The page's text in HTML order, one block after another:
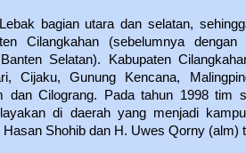
bagian utara dan selatan,
Cilangkahan (sebelumnya dengan
Selatan). Kabupaten
Cijaku, Gunung Kencana,
dan Cilograng. Pada tahun 1998 tim
di daerah yang menjadi
Shohib dan H. Uwes Qorny (alm)